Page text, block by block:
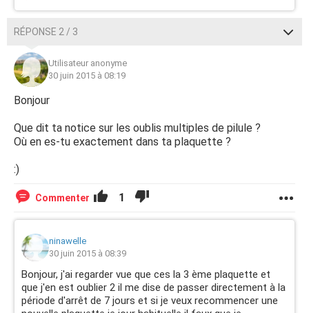
RÉPONSE 2 / 3
Utilisateur anonyme
30 juin 2015 à 08:19
Bonjour
Que dit ta notice sur les oublis multiples de pilule ?
Où en es-tu exactement dans ta plaquette ?
:)
Commenter 1
ninawelle
30 juin 2015 à 08:39
Bonjour, j'ai regarder vue que ces la 3 ème plaquette et
que j'en est oublier 2 il me dise de passer directement à la
période d'arrêt de 7 jours et si je veux recommencer une